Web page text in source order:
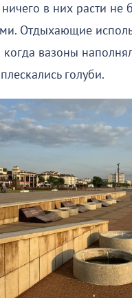
в них расти не
Отдыхающие
когда вазоны
голуби.